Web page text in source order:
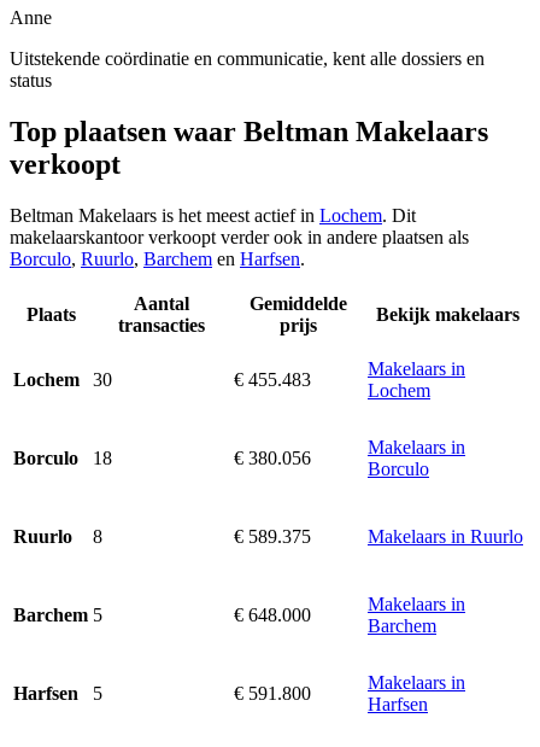
Anne
Uitstekende coördinatie en communicatie, kent alle dossiers en
status
Top plaatsen waar Beltman Makelaars
verkoopt
Beltman Makelaars is het meest actief in Lochem. Dit
makelaarskantoor verkoopt verder ook in andere plaatsen als
Borculo, Ruurlo, Barchem en Harfsen.
Plaats
Aantal
transacties
Gemiddelde
prijs
Bekijk makelaars
Lochem 30 € 455.483
Makelaars in
Lochem
Borculo 18 € 380.056
Makelaars in
Borculo
Ruurlo 8 € 589.375 Makelaars in Ruurlo
Barchem 5 € 648.000
Makelaars in
Barchem
Harfsen 5 € 591.800
Makelaars in
Harfsen